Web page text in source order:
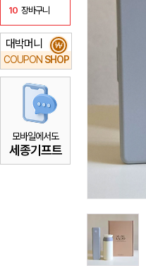
10 장바구니
대박머니
COUPON SHOP
₩
모바일에서도
세종기프트